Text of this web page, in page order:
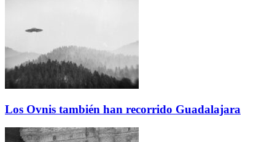
Los Ovnis también han recorrido Guadalajara